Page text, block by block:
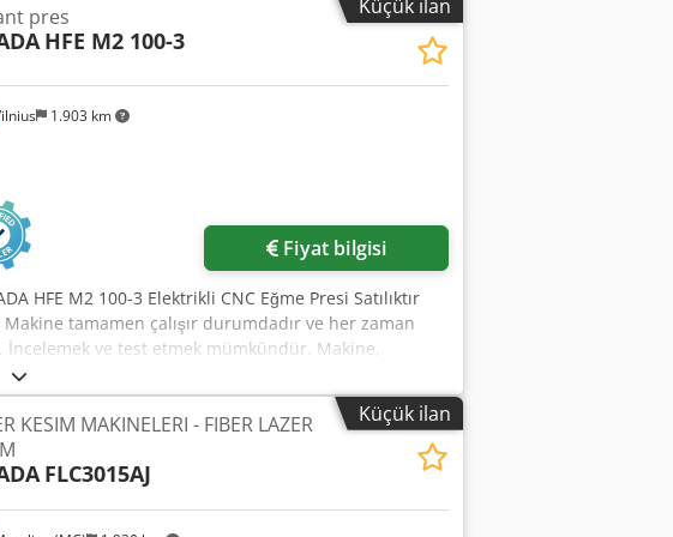
yanıtlayacağız.
Küçük ilan
1.903 km
pres
HFE M2 100-3
Fiyat bilgisi
HFE M2 100-3 Elektrikli CNC Eğme Presi Satılıktır
tamamen çalışır durumdadır ve her zaman
İncelemek ve test etmek mümkündür. Makine,
yeni ekipmanlar sunabiliriz. Temel Bilgiler
100-3 Üretim Tarihi: 2015.06 Eğme Kuvveti: 100 T
Uzunluğu: 3340 mm Teknik Parametreler Kolonlar
çerçeveye kadar): 420 mm Yaklaşma Hızı: 100 mm/s
Tüketimi: 10.5 kW Makine Boyutları Uzunluk:
6700 kg Donanım ve Ekipman Kontrolör: Amada
bağlantı Arka Destek: X, R otomatik. Z1, Z2, Z3,
Küçük ilan
KESIM MAKINELERI - FIBER LAZER
FLC3015AJ